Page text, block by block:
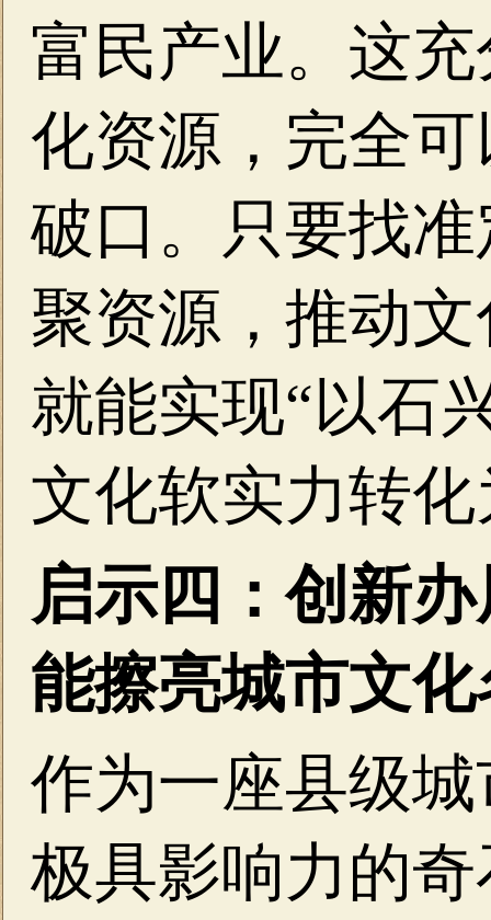
富民产业。这
化资源，完全
破口。只要找
聚资源，推动
就能实现“以石
文化软实力转
启示四：创新
能擦亮城市文
作为一座县级
极具影响力的